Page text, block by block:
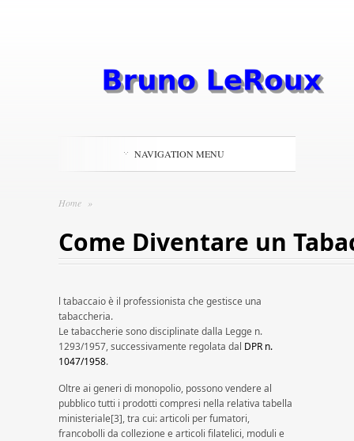
NAVIGATION MENU
Home »
Come Diventare un
l tabaccaio è il professionista che gestisce una
tabaccheria.
Le tabaccherie sono disciplinate dalla Legge n.
1293/1957, successivamente regolata dal DPR n.
1047/1958.
Oltre ai generi di monopolio, possono vendere al
pubblico tutti i prodotti compresi nella relativa tabella
ministeriale[3], tra cui: articoli per fumatori,
francobolli da collezione e articoli filatelici, moduli e